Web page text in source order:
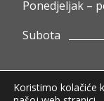
Ponedjeljak –
Subota
Koristimo kolačiće